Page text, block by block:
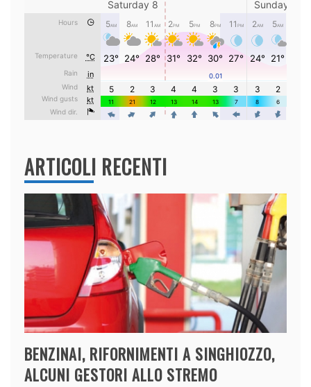
ARTICOLI RECENTI
BENZINAI, RIFORNIMENTI A SINGHIOZZO,
ALCUNI GESTORI ALLO STREMO